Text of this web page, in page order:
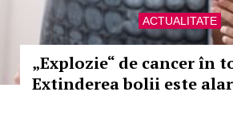
ACTUALITATE
„Explozie“ de cancer în
Extinderea bolii este